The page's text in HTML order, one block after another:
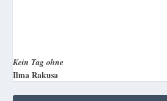
Kein Tag ohne
Ilma Rakusa